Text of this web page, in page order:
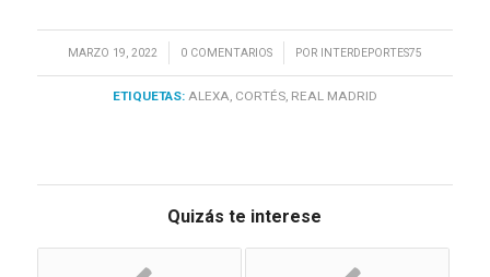
MARZO 19, 2022
/ 0 COMENTARIOS
/ POR INTERDEPORTES75
ETIQUETAS: ALEXA, CORTÉS, REAL MADRID
Quizás te interese